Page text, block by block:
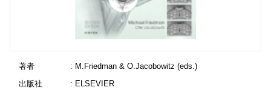
著者
: M.Friedman & O.Jacobowitz (eds.)
出版社
: ELSEVIER